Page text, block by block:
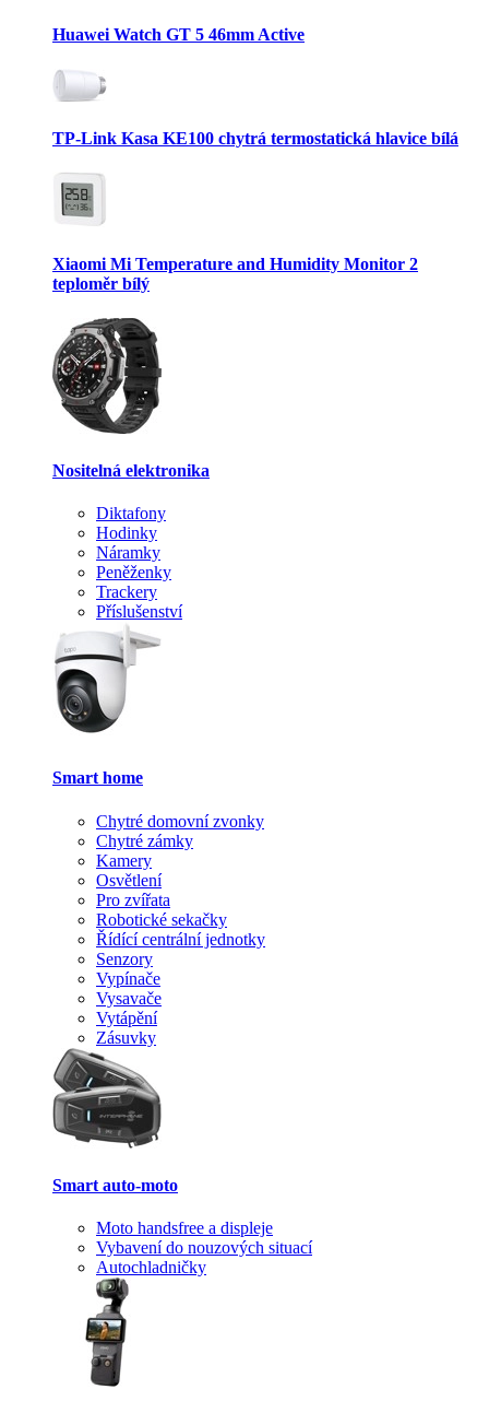
Huawei Watch GT 5 46mm Active
TP-Link Kasa KE100 chytrá termostatická hlavice bílá
Xiaomi Mi Temperature and Humidity Monitor 2
teploměr bílý
Nositelná elektronika
Diktafony
Hodinky
Náramky
Peněženky
Trackery
Příslušenství
Smart home
Chytré domovní zvonky
Chytré zámky
Kamery
Osvětlení
Pro zvířata
Robotické sekačky
Řídící centrální jednotky
Senzory
Vypínače
Vysavače
Vytápění
Zásuvky
Smart auto-moto
Moto handsfree a displeje
Vybavení do nouzových situací
Autochladničky